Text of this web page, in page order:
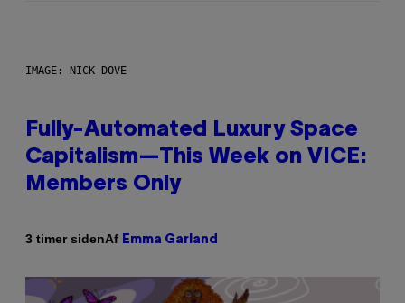
IMAGE: NICK DOVE
Fully-Automated Luxury Space
Capitalism—This Week on VICE:
Members Only
3 timer sidenAf Emma Garland